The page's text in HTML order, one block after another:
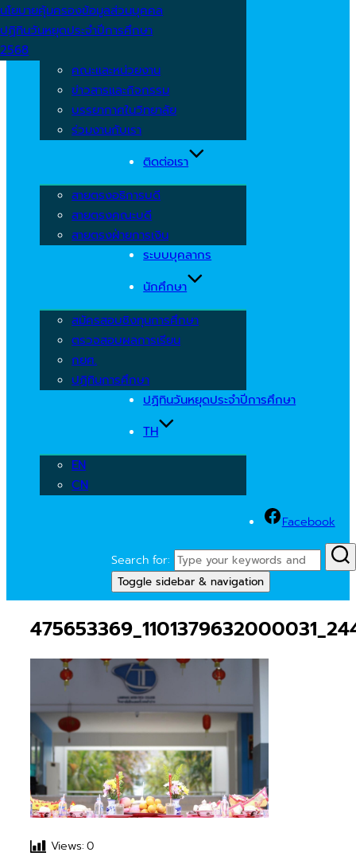
นโยบายคุ้มครองข้อมูลส่วนบุคคล
ปฏิทินวันหยุดประจำปีการศึกษา
2568
คณะและหน่วยงาน
ข่าวสารและกิจกรรม
บรรยากาศในวิทยาลัย
ร่วมงานกับเรา
ติดต่อเรา
สายตรงอธิการบดี
สายตรงคณะบดี
สายตรงฝ่ายการเงิน
ระบบบุคลากร
นักศึกษา
สมัครสอบชิงทุนการศึกษา
ตรวจสอบผลการเรียน
กยศ.
ปฏิทินการศึกษา
ปฏิทินวันหยุดประจำปีการศึกษา
TH
EN
CN
Facebook
Search for:
Toggle sidebar & navigation
Views:0